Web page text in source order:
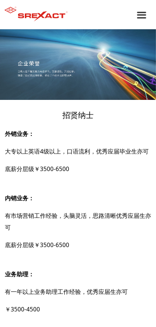
끀
招贤纳士
外销业务：
大专以上英语4级以上，口语流利，优秀应届毕业生亦可
底薪分层级￥3500-6500
内销业务：
有市场营销工作经验，头脑灵活，思路清晰优秀应届生亦
可
底薪分层级￥3500-6500
业务助理：
有一年以上业务助理工作经验，优秀应届生亦可
￥3500-4500